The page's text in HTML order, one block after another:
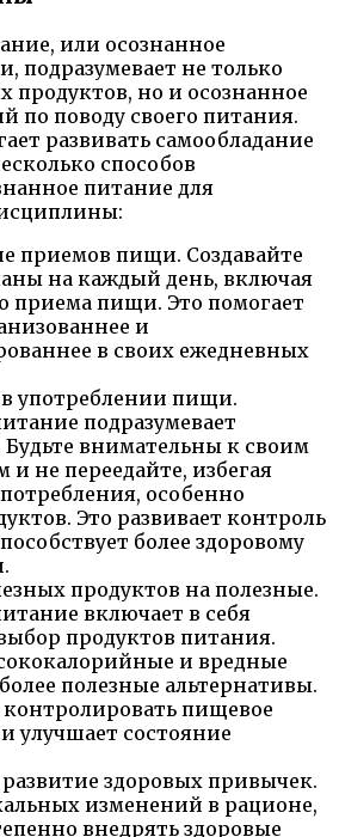
или осознанное
подразумевает не только
продуктов, но и осознанное
по поводу своего питания.
развивать самообладание
способов
питание для
приемов пищи. Создавайте
на каждый день, включая
приема пищи. Это помогает
и
в своих ежедневных
употреблении пищи.
подразумевает
Будьте внимательны к своим
и не переедайте, избегая
особенно
Это развивает контроль
более здоровому
продуктов на полезные.
включает в себя
продуктов питания.
и вредные
полезные альтернативы.
контролировать пищевое
улучшает состояние
здоровых привычек.
изменений в рационе,
внедрять здоровые